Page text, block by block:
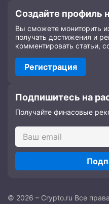
Создайте профиль
Вы сможете мониторить
получать достижения и
комментировать статьи,
Регистрация
Подпишитесь на
Получайте финасовые
© 2026 – Crypto.ru Все